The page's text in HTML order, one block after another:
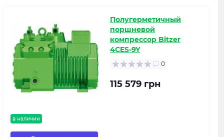
в наличии
Полугерметичный
поршневой
компрессор Bitzer
4CES-9Y
0
115 579 грн